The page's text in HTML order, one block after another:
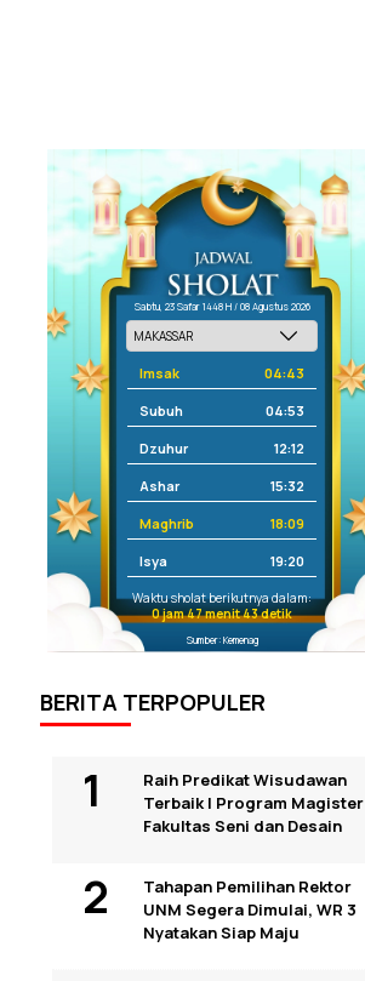
Sabtu, 23 Safar 1448 H / 08 Agustus 2026
Imsak 04:43
Subuh 04:53
Dzuhur 12:12
Ashar 15:32
Maghrib 18:09
Isya 19:20
Waktu sholat berikutnya dalam:
0 jam 47 menit 43 detik
Sumber: Kemenag
BERITA TERPOPULER
Raih Predikat Wisudawan
Terbaik I Program Magister
Fakultas Seni dan Desain
Tahapan Pemilihan Rektor
UNM Segera Dimulai, WR 3
Nyatakan Siap Maju